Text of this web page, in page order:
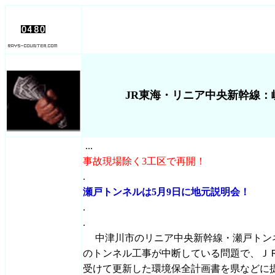
JR東海・リニア中央新幹線
...
事故現場除く3工区で再開！
.
瀬戸トンネルは5月9日に地元説明会！
.
.
中津川市のリニア中央新幹線・瀬戸トン
のトンネル工事が中断している問題で、Ｊ
受けて更新した環境保全計画書を県などに